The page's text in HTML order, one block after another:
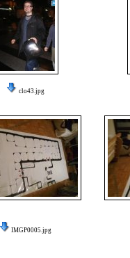
clo43.jpg
IMGP0005.jpg